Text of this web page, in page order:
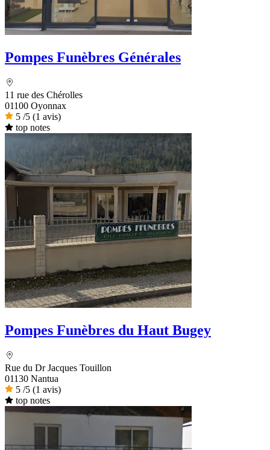
Pompes Funèbres Générales
11 rue des Chérolles
01100 Oyonnax
5 /5 (1 avis)
top notes
Pompes Funèbres du Haut Bugey
Rue du Dr Jacques Touillon
01130 Nantua
5 /5 (1 avis)
top notes